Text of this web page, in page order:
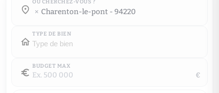
OÙ CHERCHEZ-VOUS ?
Où cherchez-vous ?
charenton-le-pont - 94220
Où cherchez-vous ?
TYPE DE BIEN
BUDGET MAX
€